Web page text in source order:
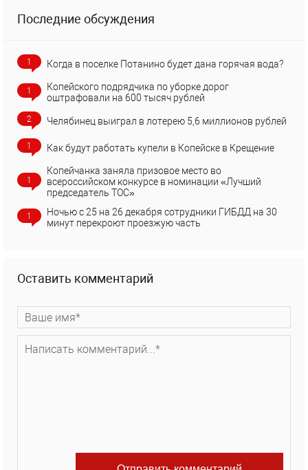
Последние обсуждения
1 Когда в поселке Потанино будет дана горячая вода?
1
Копейского подрядчика по уборке дорог
оштрафовали на 600 тысяч рублей
2 Челябинец выиграл в лотерею 5,6 миллионов рублей
1 Как будут работать купели в Копейске в Крещение
1
Копейчанка заняла призовое место во
всероссийском конкурсе в номинации «Лучший
председатель ТОС»
1
Ночью с 25 на 26 декабря сотрудники ГИБДД на 30
минут перекроют проезжую часть
Оставить комментарий